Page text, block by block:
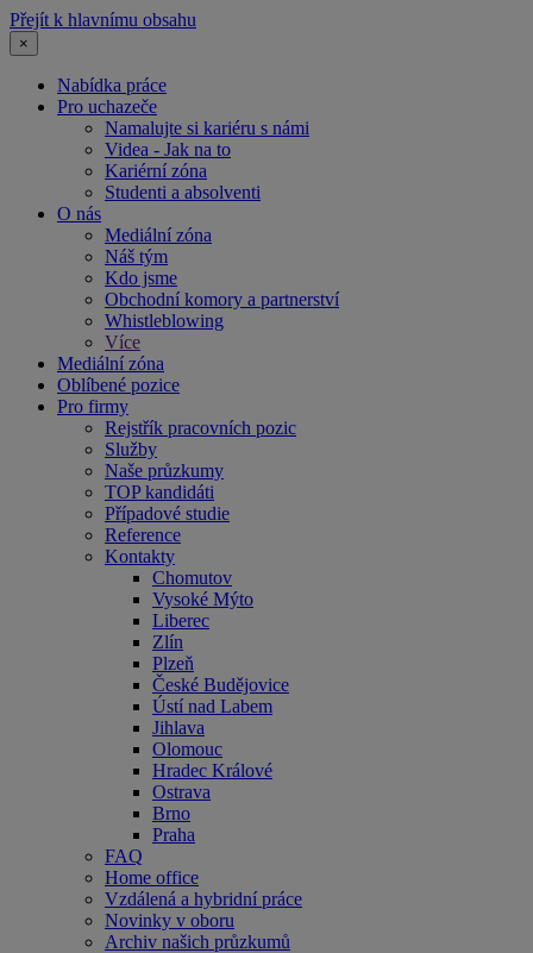
Přejít k hlavnímu obsahu
×
Nabídka práce
Pro uchazeče
Namalujte si kariéru s námi
Videa - Jak na to
Kariérní zóna
Studenti a absolventi
O nás
Mediální zóna
Náš tým
Kdo jsme
Obchodní komory a partnerství
Whistleblowing
Více
Mediální zóna
Oblíbené pozice
Pro firmy
Rejstřík pracovních pozic
Služby
Naše průzkumy
TOP kandidáti
Případové studie
Reference
Kontakty
Chomutov
Vysoké Mýto
Liberec
Zlín
Plzeň
České Budějovice
Ústí nad Labem
Jihlava
Olomouc
Hradec Králové
Ostrava
Brno
Praha
FAQ
Home office
Vzdálená a hybridní práce
Novinky v oboru
Archiv našich průzkumů